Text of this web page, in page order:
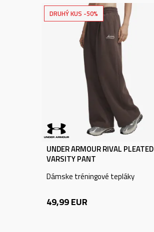
DRUHÝ KUS -50%
UNDER ARMOUR RIVAL PLEATED
VARSITY PANT
Dámske tréningové tepláky
49,99EUR